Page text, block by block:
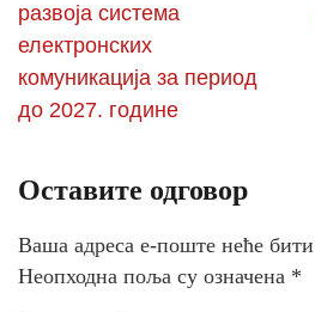
развоја система
електронских
комуникација за период
до 2027. године
Оставите одговор
Ваша адреса е-поште неће
Неопходна поља су означена *